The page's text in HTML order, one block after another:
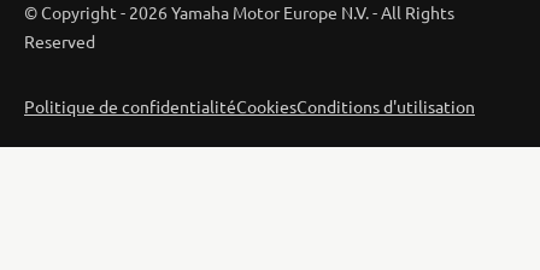
© Copyright - 2026 Yamaha Motor Europe N.V. - All Rights
Reserved
Politique de confidentialitéCookiesConditions d'utilisation